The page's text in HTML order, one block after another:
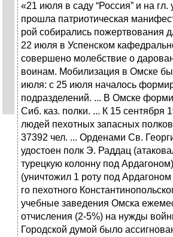
«21 июля в саду “Россия” и на гл.
прошла патриотическая
рой собирались пожертвования
22 июля в Успенском
совершено молебствие о
воинам. Мобилизация в Омске
июля: с 25 июля началось
подразделений. ... В Омске
Сиб. каз. полки. ... К 15 сентября
людей пехотных запасных
37392 чел. ... Орденами Св.
удостоен полк Э. Раддац
турецкую колонну под
(уничтожил 1 роту под
го пехотного
учебные заведения Омска
отчисления (2-5%) на нужды
Городской думой было